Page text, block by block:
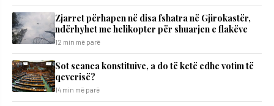
Zjarret përhapen në disa fshatra në Gjirokastër,
ndërhyhet me helikopter për shuarjen e flakëve
12 min më parë
Sot seanca konstituive, a do të ketë edhe votim të
qeverisë?
14 min më parë